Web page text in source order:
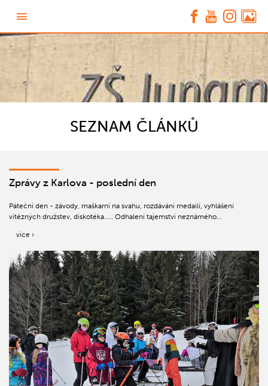
SEZNAM ČLÁNKŮ
Zprávy z Karlova - poslední den
Páteční den - závody, maškarní na svahu, rozdávání medailí, vyhlášení
vítězných družstev, diskotéka..... Odhalení tajemství neznámého...
více ›